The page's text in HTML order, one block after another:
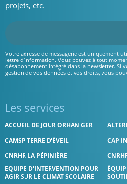
projets, etc.
Votre adresse de messagerie est uniquement
lettre d’information. Vous pouvez à tout
désabonnement intégré dans la newsletter. Si
gestion de vos données et vos droits, vous
Les services
ACCUEIL DE JOUR ORHAN GER
CAMSP TERRE D'ÉVEIL
CAP
CNRHR LA PÉPINIÈRE
EQUIPE D'INTERVENTION POUR
AGIR SUR LE CLIMAT SCOLAIRE